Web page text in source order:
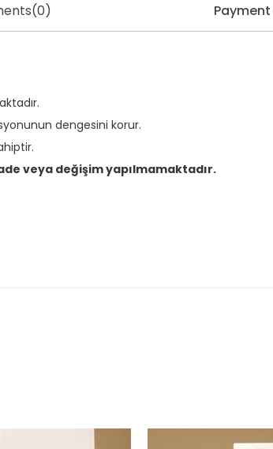
(0)
dengesini korur.
veya değişim yapılmamaktadır.